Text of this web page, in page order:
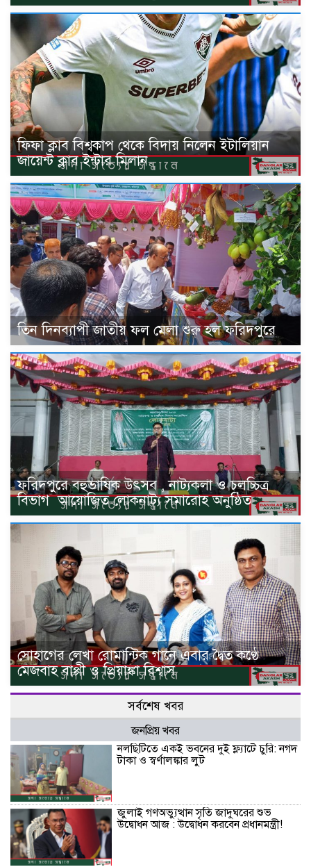
ফিফা ক্লাব বিশ্বকাপ থেকে বিদায় নিলেন ইটালিয়ান
জায়েন্ট ক্লাব ইন্টার মিলান
তিন দিনব্যাপী জাতীয় ফল মেলা শুরু হল ফরিদপুরে
ফরিদপুরে বহুভাষিক উৎসব , নাট্যকলা ও চলচ্চিত্র
বিভাগ ‌ আয়োজিত লোকনাট্য সমারোহ অনুষ্ঠিত
সোহাগের লেখা রোমান্টিক গানে এবার দ্বৈত কণ্ঠে
মেজবাহ বাপ্পী ও প্রিয়াঙ্কা বিশ্বাস
সর্বশেষ খবর
জনপ্রিয় খবর
নলছিটিতে একই ভবনের দুই ফ্ল্যাটে চুরি: নগদ
টাকা ও স্বর্ণালঙ্কার লুট
জুলাই গণঅভ্যুত্থান সৃতি জাদুঘরের শুভ
উদ্বোধন আজ : উদ্বোধন করবেন প্রধানমন্ত্রী!